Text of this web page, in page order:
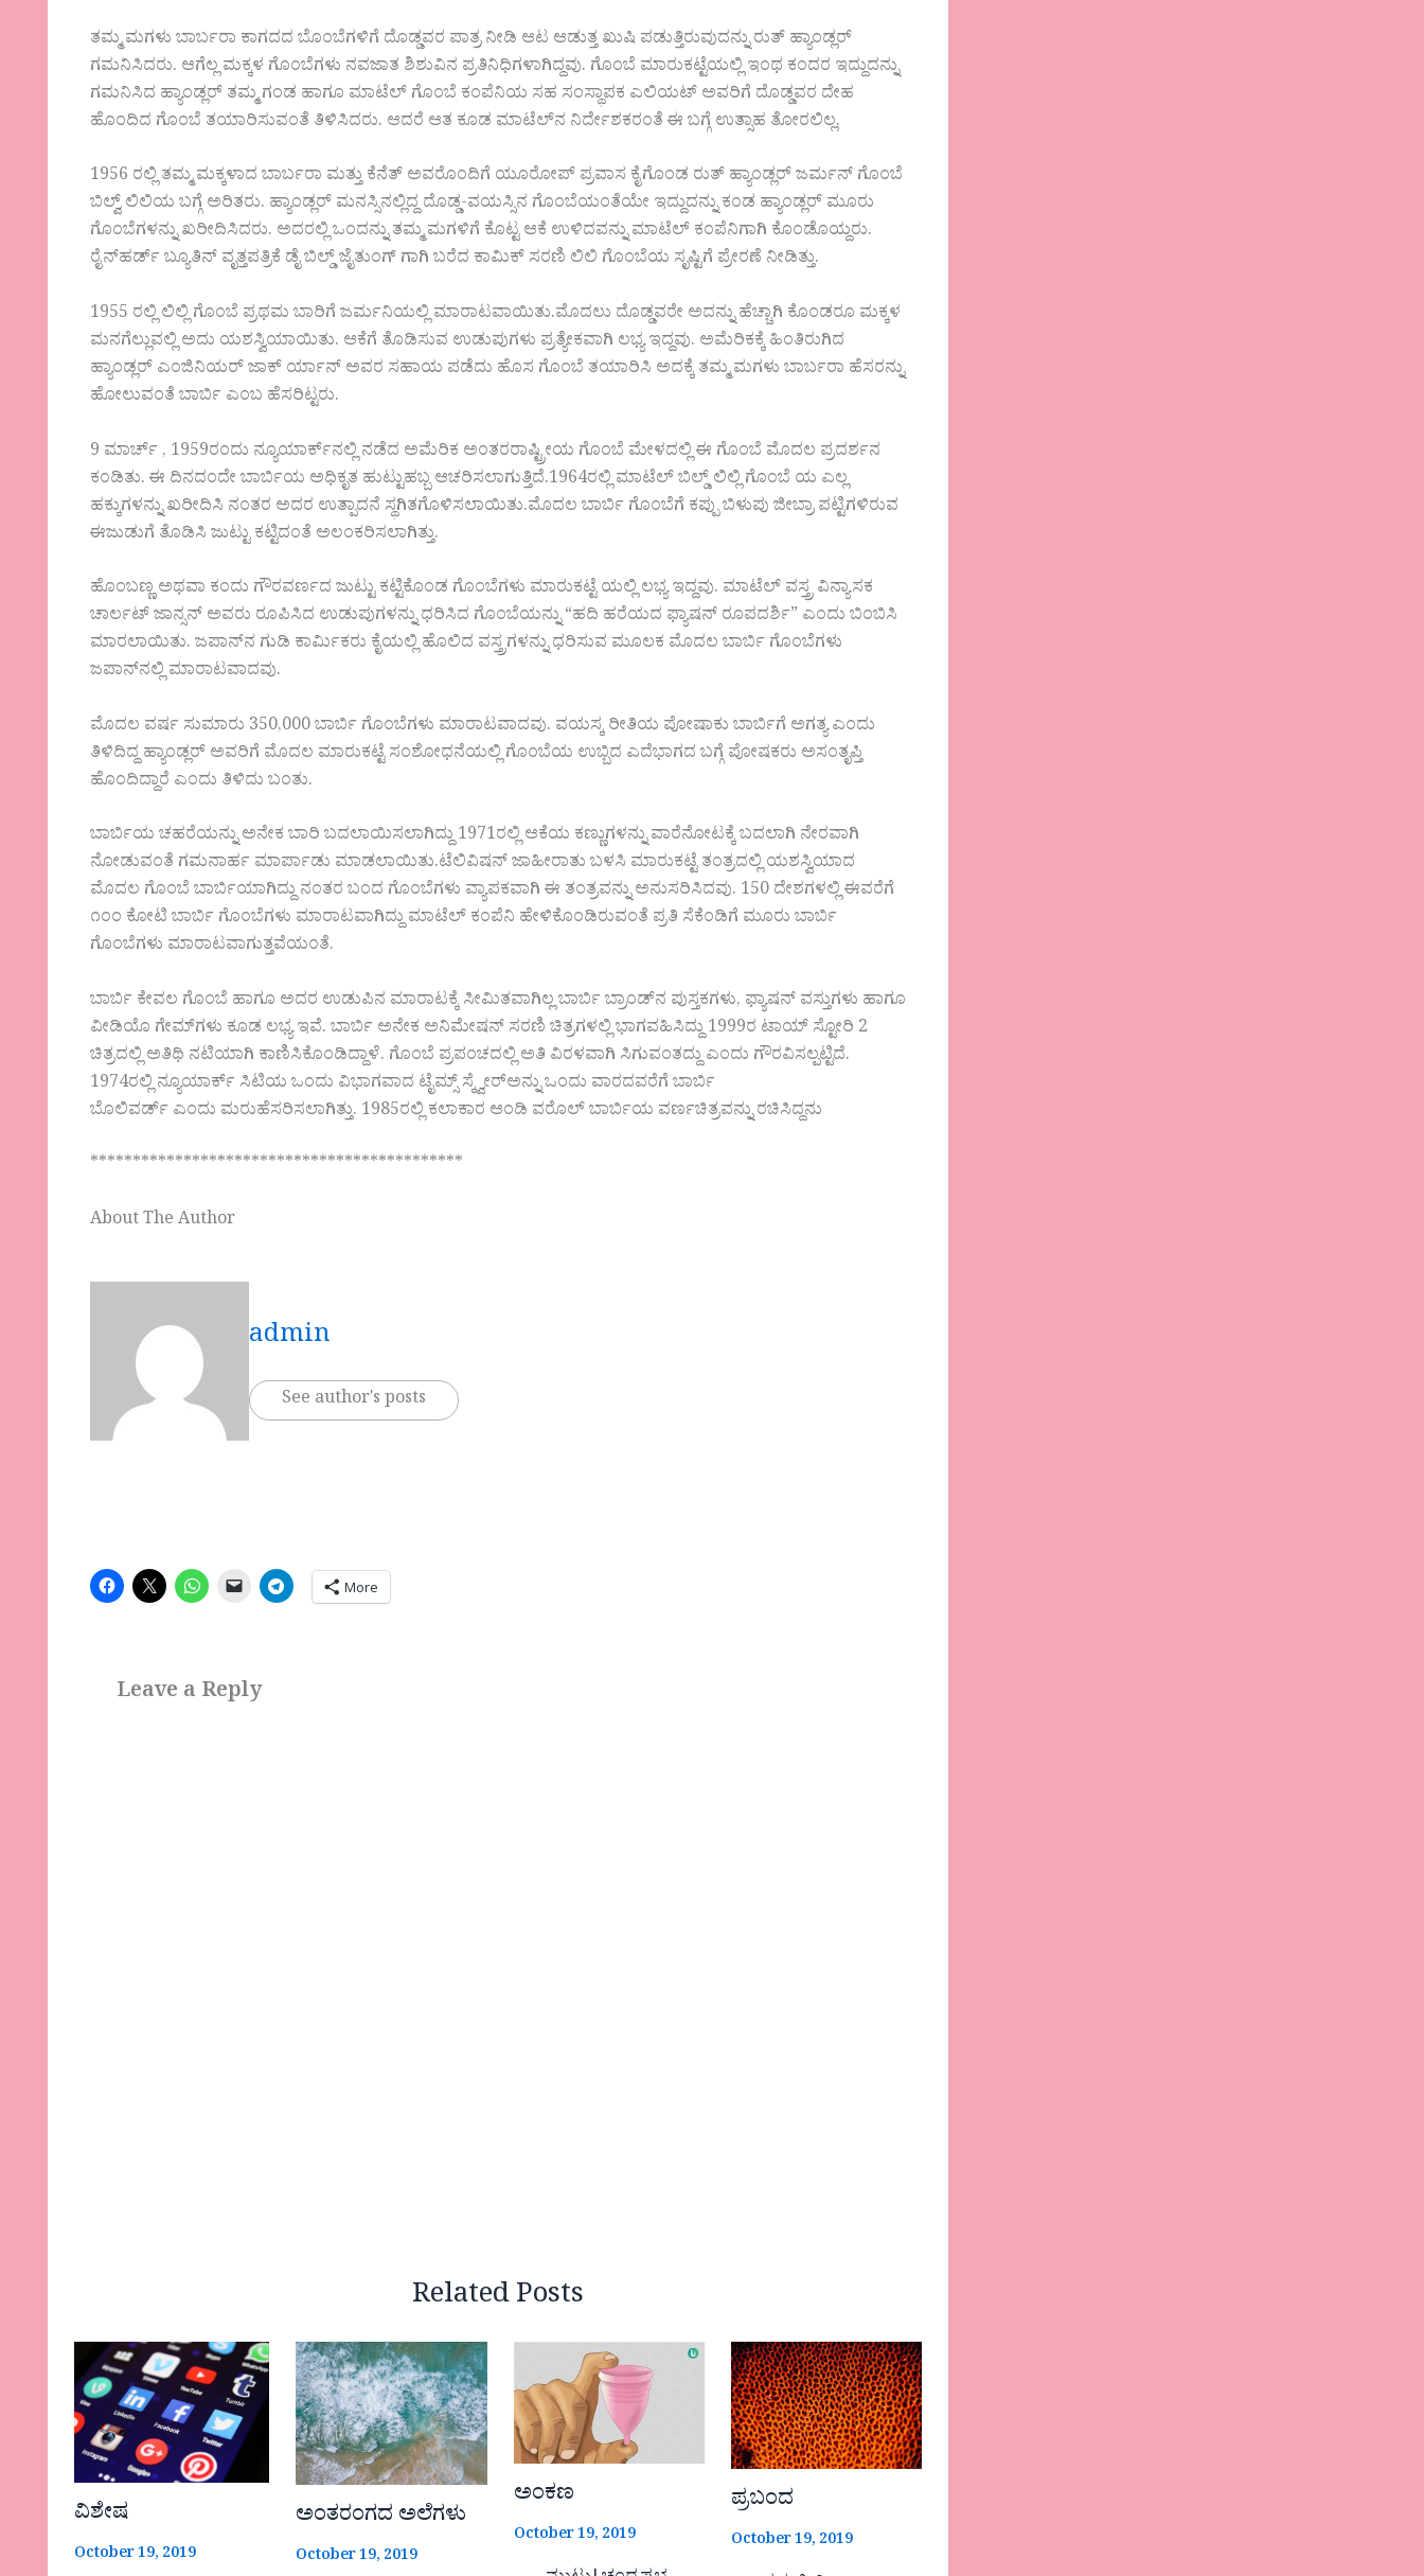
ತಮ್ಮ ಮಗಳು ಬಾರ್ಬರಾ ಕಾಗದದ ಬೊಂಬೆಗಳಿಗೆ ದೊಡ್ಡವರ ಪಾತ್ರ ನೀಡಿ ಆಟ ಆಡುತ್ತ ಖುಷಿ ಪಡುತ್ತಿರುವುದನ್ನು ರುತ್ ಹ್ಯಾಂಡ್ಲರ್
ಗಮನಿಸಿದರು. ಆಗೆಲ್ಲ ಮಕ್ಕಳ ಗೊಂಬೆಗಳು ನವಜಾತ ಶಿಶುವಿನ ಪ್ರತಿನಿಧಿಗಳಾಗಿದ್ದವು. ಗೊಂಬೆ ಮಾರುಕಟ್ಟೆಯಲ್ಲಿ ಇಂಥ ಕಂದರ ಇದ್ದುದನ್ನು
ಗಮನಿಸಿದ ಹ್ಯಾಂಡ್ಲರ್ ತಮ್ಮ ಗಂಡ ಹಾಗೂ ಮಾಟೆಲ್ ಗೊಂಬೆ ಕಂಪೆನಿಯ ಸಹ ಸಂಸ್ಥಾಪಕ ಎಲಿಯಟ್ ಅವರಿಗೆ ದೊಡ್ಡವರ ದೇಹ
ಹೊಂದಿದ ಗೊಂಬೆ ತಯಾರಿಸುವಂತೆ ತಿಳಿಸಿದರು. ಆದರೆ ಆತ ಕೂಡ ಮಾಟೆಲ್‌ನ ನಿರ್ದೇಶಕರಂತೆ ಈ ಬಗ್ಗೆ ಉತ್ಸಾಹ ತೋರಲಿಲ್ಲ.
1956 ರಲ್ಲಿ ತಮ್ಮ ಮಕ್ಕಳಾದ ಬಾರ್ಬರಾ ಮತ್ತು ಕೆನೆತ್ ಅವರೊಂದಿಗೆ ಯೂರೋಪ್ ಪ್ರವಾಸ ಕೈಗೊಂಡ ರುತ್ ಹ್ಯಾಂಡ್ಲರ್ ಜರ್ಮನ್ ಗೊಂಬೆ
ಬಿಲ್ವ್ ಲಿಲಿಯ ಬಗ್ಗೆ ಅರಿತರು. ಹ್ಯಾಂಡ್ಲರ್ ಮನಸ್ಸಿನಲ್ಲಿದ್ದ ದೊಡ್ಡ-ವಯಸ್ಸಿನ ಗೊಂಬೆಯಂತೆಯೇ ಇದ್ದುದನ್ನು ಕಂಡ ಹ್ಯಾಂಡ್ಲರ್ ಮೂರು
ಗೊಂಬೆಗಳನ್ನು ಖರೀದಿಸಿದರು. ಅದರಲ್ಲಿ ಒಂದನ್ನು ತಮ್ಮ ಮಗಳಿಗೆ ಕೊಟ್ಟ ಆಕೆ ಉಳಿದವನ್ನು ಮಾಟೆಲ್ ಕಂಪೆನಿಗಾಗಿ ಕೊಂಡೊಯ್ದರು.
ರೈನ್‌ಹರ್ಡ್ ಬ್ಯೂತಿನ್ ವೃತ್ತಪತ್ರಿಕೆ ಡೈ ಬಿಲ್ಡ್ ಜೈತುಂಗ್‌ ಗಾಗಿ ಬರೆದ ಕಾಮಿಕ್ ಸರಣಿ ಲಿಲಿ ಗೊಂಬೆಯ ಸೃಷ್ಟಿಗೆ ಪ್ರೇರಣೆ ನೀಡಿತ್ತು.
1955 ರಲ್ಲಿ ಲಿಲ್ಲಿ ಗೊಂಬೆ ಪ್ರಥಮ ಬಾರಿಗೆ ಜರ್ಮನಿಯಲ್ಲಿ ಮಾರಾಟವಾಯಿತು.ಮೊದಲು ದೊಡ್ಡವರೇ ಅದನ್ನು ಹೆಚ್ಚಾಗಿ ಕೊಂಡರೂ ಮಕ್ಕಳ
ಮನಗೆಲ್ಲುವಲ್ಲಿ ಅದು ಯಶಸ್ವಿಯಾಯಿತು. ಆಕೆಗೆ ತೊಡಿಸುವ ಉಡುಪುಗಳು ಪ್ರತ್ಯೇಕವಾಗಿ ಲಭ್ಯ ಇದ್ದವು. ಅಮೆರಿಕಕ್ಕೆ ಹಿಂತಿರುಗಿದ
ಹ್ಯಾಂಡ್ಲರ್ ಎಂಜಿನಿಯರ್ ಜಾಕ್ ರ್ಯಾನ್ ಅವರ ಸಹಾಯ ಪಡೆದು ಹೊಸ ಗೊಂಬೆ ತಯಾರಿಸಿ ಅದಕ್ಕೆ ತಮ್ಮ ಮಗಳು ಬಾರ್ಬರಾ ಹೆಸರನ್ನು
ಹೋಲುವಂತೆ ಬಾರ್ಬಿ ಎಂಬ ಹೆಸರಿಟ್ಟರು.
9 ಮಾರ್ಚ್ , 1959ರಂದು ನ್ಯೂಯಾರ್ಕ್‌ನಲ್ಲಿ ನಡೆದ ಅಮೆರಿಕ ಅಂತರರಾಷ್ಟ್ರೀಯ ಗೊಂಬೆ ಮೇಳದಲ್ಲಿ ಈ ಗೊಂಬೆ ಮೊದಲ ಪ್ರದರ್ಶನ
ಕಂಡಿತು. ಈ ದಿನದಂದೇ ಬಾರ್ಬಿಯ ಅಧಿಕೃತ ಹುಟ್ಟುಹಬ್ಬ ಆಚರಿಸಲಾಗುತ್ತಿದೆ.1964ರಲ್ಲಿ ಮಾಟೆಲ್ ಬಿಲ್ಡ್ ಲಿಲ್ಲಿ ಗೊಂಬೆ ಯ ಎಲ್ಲ
ಹಕ್ಕುಗಳನ್ನು ಖರೀದಿಸಿ ನಂತರ ಅದರ ಉತ್ಪಾದನೆ ಸ್ಥಗಿತಗೊಳಿಸಲಾಯಿತು.ಮೊದಲ ಬಾರ್ಬಿ ಗೊಂಬೆಗೆ ಕಪ್ಪು ಬಿಳುಪು ಜೀಬ್ರಾ ಪಟ್ಟಿಗಳಿರುವ
ಈಜುಡುಗೆ ತೊಡಿಸಿ ಜುಟ್ಟು ಕಟ್ಟಿದಂತೆ ಅಲಂಕರಿಸಲಾಗಿತ್ತು.
ಹೊಂಬಣ್ಣ ಅಥವಾ ಕಂದು ಗೌರವರ್ಣದ ಜುಟ್ಟು ಕಟ್ಟಿಕೊಂಡ ಗೊಂಬೆಗಳು ಮಾರುಕಟ್ಟೆ ಯಲ್ಲಿ ಲಭ್ಯ ಇದ್ದವು. ಮಾಟೆಲ್ ವಸ್ತ್ರ ವಿನ್ಯಾಸಕ
ಚಾರ್ಲಟ್ ಜಾನ್ಸನ್ ಅವರು ರೂಪಿಸಿದ ಉಡುಪುಗಳನ್ನು ಧರಿಸಿದ ಗೊಂಬೆಯನ್ನು “ಹದಿ ಹರೆಯದ ಫ್ಯಾಷನ್ ರೂಪದರ್ಶಿ” ಎಂದು ಬಿಂಬಿಸಿ
ಮಾರಲಾಯಿತು. ಜಪಾನ್‌ನ ಗುಡಿ ಕಾರ್ಮಿಕರು ಕೈಯಲ್ಲಿ ಹೊಲಿದ ವಸ್ತ್ರಗಳನ್ನು ಧರಿಸುವ ಮೂಲಕ ಮೊದಲ ಬಾರ್ಬಿ ಗೊಂಬೆಗಳು
ಜಪಾನ್‌ನಲ್ಲಿ ಮಾರಾಟವಾದವು.
ಮೊದಲ ವರ್ಷ ಸುಮಾರು 350,000 ಬಾರ್ಬಿ ಗೊಂಬೆಗಳು ಮಾರಾಟವಾದವು. ವಯಸ್ಕ ರೀತಿಯ ಪೋಷಾಕು ಬಾರ್ಬಿಗೆ ಅಗತ್ಯ ಎಂದು
ತಿಳಿದಿದ್ದ ಹ್ಯಾಂಡ್ಲರ್ ಅವರಿಗೆ ಮೊದಲ ಮಾರುಕಟ್ಟೆ ಸಂಶೋಧನೆಯಲ್ಲಿ ಗೊಂಬೆಯ ಉಬ್ಬಿದ ಎದೆಭಾಗದ ಬಗ್ಗೆ ಪೋಷಕರು ಅಸಂತೃಪ್ತಿ
ಹೊಂದಿದ್ದಾರೆ ಎಂದು ತಿಳಿದು ಬಂತು.
ಬಾರ್ಬಿಯ ಚಹರೆಯನ್ನು ಅನೇಕ ಬಾರಿ ಬದಲಾಯಿಸಲಾಗಿದ್ದು 1971ರಲ್ಲಿ ಆಕೆಯ ಕಣ್ಣುಗಳನ್ನು ವಾರೆನೋಟಕ್ಕೆ ಬದಲಾಗಿ ನೇರವಾಗಿ
ನೋಡುವಂತೆ ಗಮನಾರ್ಹ ಮಾರ್ಪಾಡು ಮಾಡಲಾಯಿತು.ಟೆಲಿವಿಷನ್ ಜಾಹೀರಾತು ಬಳಸಿ ಮಾರುಕಟ್ಟೆ ತಂತ್ರದಲ್ಲಿ ಯಶಸ್ವಿಯಾದ
ಮೊದಲ ಗೊಂಬೆ ಬಾರ್ಬಿಯಾಗಿದ್ದು ನಂತರ ಬಂದ ಗೊಂಬೆಗಳು ವ್ಯಾಪಕವಾಗಿ ಈ ತಂತ್ರವನ್ನು ಅನುಸರಿಸಿದವು. 150 ದೇಶಗಳಲ್ಲಿ ಈವರೆಗೆ
೧೦೦ ಕೋಟಿ ಬಾರ್ಬಿ ಗೊಂಬೆಗಳು ಮಾರಾಟವಾಗಿದ್ದು ಮಾಟೆಲ್ ಕಂಪೆನಿ ಹೇಳಿಕೊಂಡಿರುವಂತೆ ಪ್ರತಿ ಸೆಕೆಂಡಿಗೆ ಮೂರು ಬಾರ್ಬಿ
ಗೊಂಬೆಗಳು ಮಾರಾಟವಾಗುತ್ತವೆಯಂತೆ.
ಬಾರ್ಬಿ ಕೇವಲ ಗೊಂಬೆ ಹಾಗೂ ಅದರ ಉಡುಪಿನ ಮಾರಾಟಕ್ಕೆ ಸೀಮಿತವಾಗಿಲ್ಲ ಬಾರ್ಬಿ ಬ್ರಾಂಡ್‌ನ ಪುಸ್ತಕಗಳು, ಫ್ಯಾಷನ್ ವಸ್ತುಗಳು ಹಾಗೂ
ವೀಡಿಯೊ ಗೇಮ್‌ಗಳು ಕೂಡ ಲಭ್ಯ ಇವೆ. ಬಾರ್ಬಿ ಅನೇಕ ಅನಿಮೇಷನ್ ಸರಣಿ ಚಿತ್ರಗಳಲ್ಲಿ ಭಾಗವಹಿಸಿದ್ದು 1999ರ ಟಾಯ್ ಸ್ಟೋರಿ 2
ಚಿತ್ರದಲ್ಲಿ ಅತಿಥಿ ನಟಿಯಾಗಿ ಕಾಣಿಸಿಕೊಂಡಿದ್ದಾಳೆ. ಗೊಂಬೆ ಪ್ರಪಂಚದಲ್ಲಿ ಅತಿ ವಿರಳವಾಗಿ ಸಿಗುವಂತದ್ದು ಎಂದು ಗೌರವಿಸಲ್ಪಟ್ಟಿದೆ.
1974ರಲ್ಲಿ ನ್ಯೂಯಾರ್ಕ್ ಸಿಟಿಯ ಒಂದು ವಿಭಾಗವಾದ ಟೈಮ್ಸ್ ಸ್ಕ್ವೇರ್‌ಅನ್ನು ಒಂದು ವಾರದವರೆಗೆ ಬಾರ್ಬಿ
ಬೊಲಿವರ್ಡ್ ಎಂದು ಮರುಹೆಸರಿಸಲಾಗಿತ್ತು. 1985ರಲ್ಲಿ ಕಲಾಕಾರ ಆಂಡಿ ವರೊಲ್ ಬಾರ್ಬಿಯ ವರ್ಣಚಿತ್ರವನ್ನು ರಚಿಸಿದ್ದನು
********************************************
About The Author
admin
See author's posts
More
Leave a Reply
Related Posts
ವಿಶೇಷ
October 19, 2019
ಅಂತರಂಗದ ಅಲೆಗಳು
October 19, 2019
ಅಂಕಣ
October 19, 2019
ಪ್ರಬಂದ
October 19, 2019